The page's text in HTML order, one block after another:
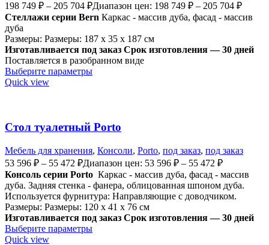
198 749 ₽ – 205 704 ₽Диапазон цен: 198 749 ₽ – 205 704 ₽
Стеллажи серии Bern Каркас - массив дуба, фасад - массив
дуба
Размеры: Размеры: 187 x 35 x 187 см
Изготавливается под заказ Срок изготовления — 30 дней
Поставляется в разобранном виде
Выберите параметры
Quick view
Стол туалетный Porto
Мебель для хранения, Консоли, Porto, под заказ, под заказ
53 596 ₽ – 55 472 ₽Диапазон цен: 53 596 ₽ – 55 472 ₽
Консоль серии Porto Каркас - массив дуба, фасад - массив
дуба. Задняя стенка - фанера, облицованная шпоном дуба.
Используется фурнитура: Направляющие с доводчиком.
Размеры: Размеры: 120 x 41 x 76 см
Изготавливается под заказ Срок изготовления — 30 дней
Выберите параметры
Quick view